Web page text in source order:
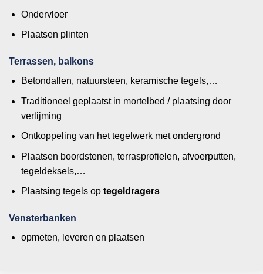
Ondervloer
Plaatsen plinten
Terrassen, balkons
Betondallen, natuursteen, keramische tegels,…
Traditioneel geplaatst in mortelbed / plaatsing door
verlijming
Ontkoppeling van het tegelwerk met ondergrond
Plaatsen boordstenen, terrasprofielen, afvoerputten,
tegeldeksels,…
Plaatsing tegels op tegeldragers
Vensterbanken
opmeten, leveren en plaatsen